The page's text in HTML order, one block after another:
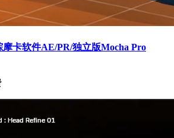
卡软件AE/PR/独立版Mocha Pro